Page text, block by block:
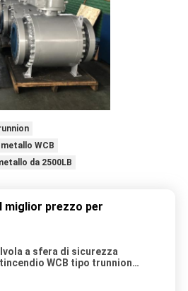
WCB
da 2500LB
miglior prezzo per
a sfera di sicurezza
WCB tipo trunnion